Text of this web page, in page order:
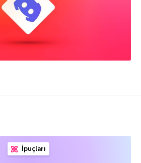
İpuçları